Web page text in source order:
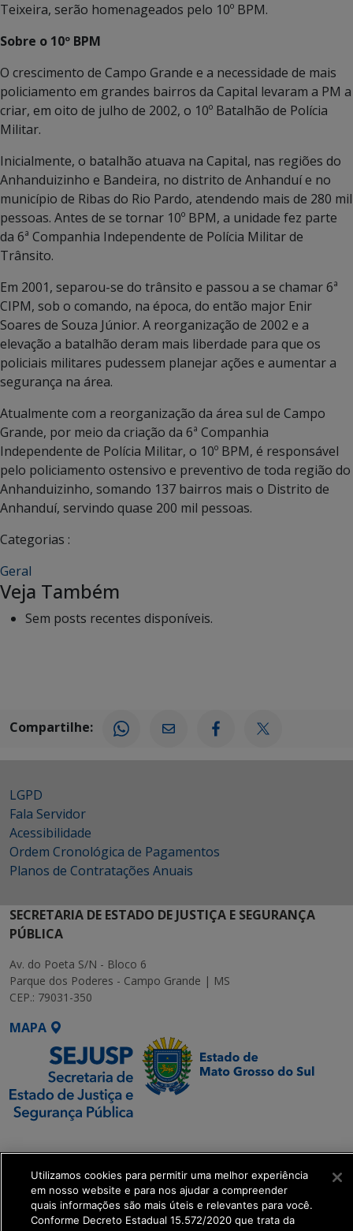
Teixeira, serão homenageados pelo 10º BPM.
Sobre o 10º BPM
O crescimento de Campo Grande e a necessidade de mais
policiamento em grandes bairros da Capital levaram a PM a
criar, em oito de julho de 2002, o 10º Batalhão de Polícia
Militar.
Inicialmente, o batalhão atuava na Capital, nas regiões do
Anhanduizinho e Bandeira, no distrito de Anhanduí e no
município de Ribas do Rio Pardo, atendendo mais de 280 mil
pessoas. Antes de se tornar 10º BPM, a unidade fez parte
da 6ª Companhia Independente de Polícia Militar de
Trânsito.
Em 2001, separou-se do trânsito e passou a se chamar 6ª
CIPM, sob o comando, na época, do então major Enir
Soares de Souza Júnior. A reorganização de 2002 e a
elevação a batalhão deram mais liberdade para que os
policiais militares pudessem planejar ações e aumentar a
segurança na área.
Atualmente com a reorganização da área sul de Campo
Grande, por meio da criação da 6ª Companhia
Independente de Polícia Militar, o 10º BPM, é responsável
pelo policiamento ostensivo e preventivo de toda região do
Anhanduizinho, somando 137 bairros mais o Distrito de
Anhanduí, servindo quase 200 mil pessoas.
Categorias :
Geral
Veja Também
Sem posts recentes disponíveis.
Compartilhe:
LGPD
Fala Servidor
Acessibilidade
Ordem Cronológica de Pagamentos
Planos de Contratações Anuais
SECRETARIA DE ESTADO DE JUSTIÇA E SEGURANÇA
PÚBLICA
Av. do Poeta S/N - Bloco 6
Parque dos Poderes - Campo Grande | MS
CEP.: 79031-350
MAPA
Executiva de
Transformação Digital
get_footer();
Utilizamos cookies para permitir uma melhor experiência
em nosso website e para nos ajudar a compreender
quais informações são mais úteis e relevantes para você.
Conforme Decreto Estadual 15.572/2020 que trata da